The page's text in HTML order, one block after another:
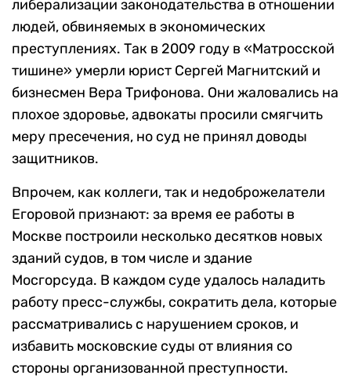
либерализации законодательства в отношении
людей, обвиняемых в экономических
преступлениях. Так в 2009 году в «Матросской
тишине» умерли юрист Сергей Магнитский и
бизнесмен Вера Трифонова. Они жаловались на
плохое здоровье, адвокаты просили смягчить
меру пресечения, но суд не принял доводы
защитников.
Впрочем, как коллеги, так и недоброжелатели
Егоровой признают: за время ее работы в
Москве построили несколько десятков новых
зданий судов, в том числе и здание
Мосгорсуда. В каждом суде удалось наладить
работу пресс-службы, сократить дела, которые
рассматривались с нарушением сроков, и
избавить московские суды от влияния со
стороны организованной преступности.